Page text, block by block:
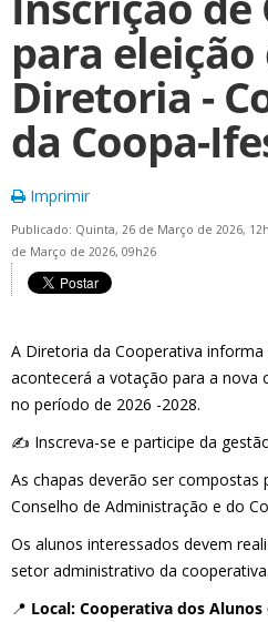
para eleição
Diretoria -
da Coopa-
Imprimir
Publicado: Quinta, 26 de Março de 2026,
de Março de 2026, 09h26
A Diretoria da Cooperativa
acontecerá a votação para a nova
no período de 2026 -2028.
✍️ Inscreva-se e participe da
As chapas deverão ser compostas
Conselho de Administração e do
Os alunos interessados devem
setor administrativo da cooperativa.
📍 Local: Cooperativa dos Alunos